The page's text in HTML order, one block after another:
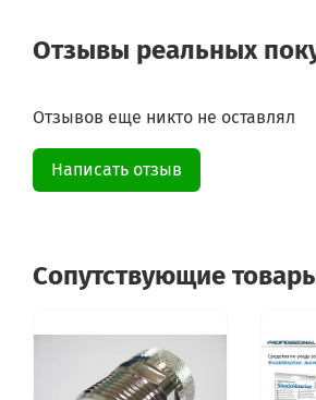
Отзывы реальных
Отзывов еще никто не оставлял
Написать отзыв
Сопутствующие